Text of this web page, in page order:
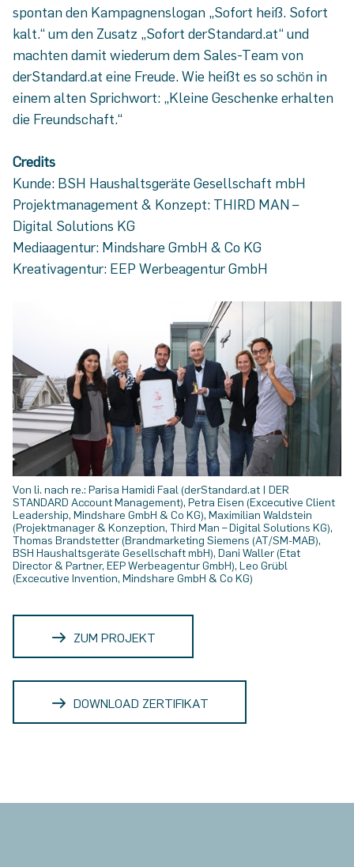
spontan den Kampagnenslogan „Sofort heiß. Sofort
kalt.“ um den Zusatz „Sofort derStandard.at“ und
machten damit wiederum dem Sales-Team von
derStandard.at eine Freude. Wie heißt es so schön in
einem alten Sprichwort: „Kleine Geschenke erhalten
die Freundschaft.“
Credits
Kunde: BSH Haushaltsgeräte Gesellschaft mbH
Projektmanagement & Konzept: THIRD MAN –
Digital Solutions KG
Mediaagentur: Mindshare GmbH & Co KG
Kreativagentur: EEP Werbeagentur GmbH
Von li. nach re.: Parisa Hamidi Faal (derStandard.at | DER
STANDARD Account Management), Petra Eisen (Excecutive Client
Leadership, Mindshare GmbH & Co KG), Maximilian Waldstein
(Projektmanager & Konzeption, Third Man – Digital Solutions KG),
Thomas Brandstetter (Brandmarketing Siemens (AT/SM-MAB),
BSH Haushaltsgeräte Gesellschaft mbH), Dani Waller (Etat
Director & Partner, EEP Werbeagentur GmbH), Leo Grübl
(Excecutive Invention, Mindshare GmbH & Co KG)
ZUM PROJEKT
DOWNLOAD ZERTIFIKAT